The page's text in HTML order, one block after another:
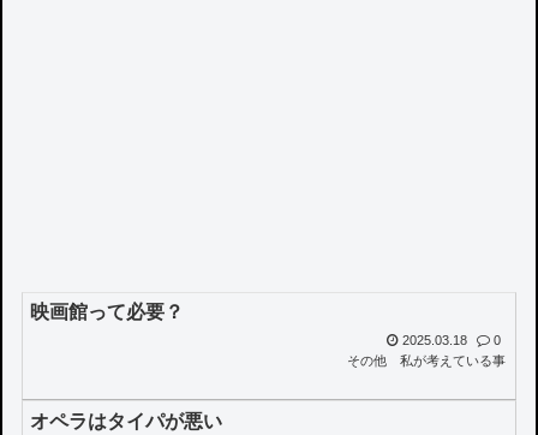
映画館って必要？
2025.03.18
0
その他
私が考えている事
オペラはタイパが悪い